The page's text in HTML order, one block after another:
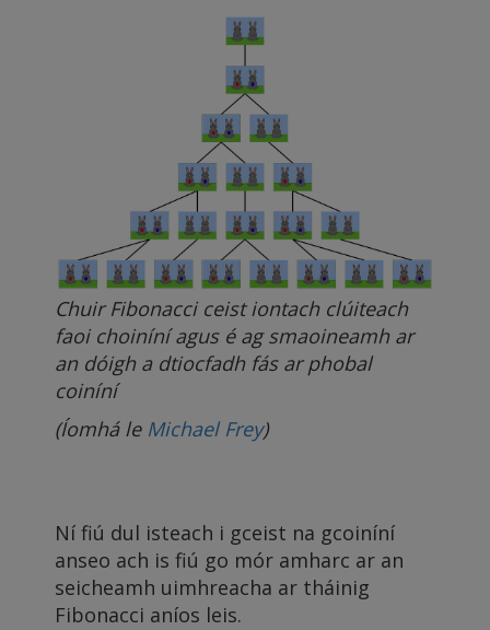
Chuir Fibonacci ceist iontach clúiteach
faoi choiníní agus é ag smaoineamh ar
an dóigh a dtiocfadh fás ar phobal
coiníní
(Íomhá le Michael Frey)
Ní fiú dul isteach i gceist na gcoiníní
anseo ach is fiú go mór amharc ar an
seicheamh uimhreacha ar tháinig
Fibonacci aníos leis.